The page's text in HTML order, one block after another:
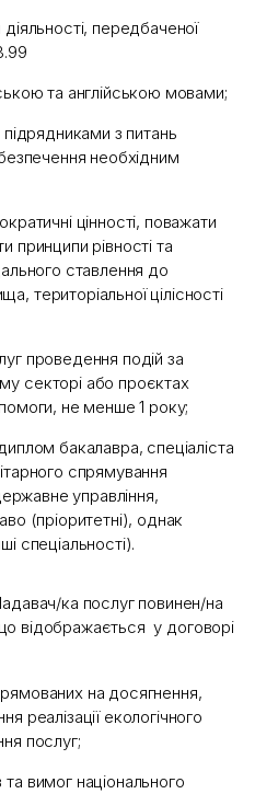
передбаченої
та англійською мовами;
підрядниками з питань
необхідним
цінності, поважати
принципи рівності та
ставлення до
територіальної цілісності
проведення подій за
секторі або проєктах
не менше 1 року;
бакалавра, спеціаліста
спрямування
управління,
(пріоритетні), однак
спеціальності).
ка послуг повинен/на
відображається у договорі
на досягнення,
реалізації екологічного
послуг;
вимог національного